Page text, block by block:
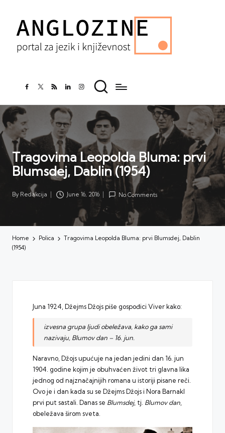
facebook.com
twitter.com
rss.comlinkedin.com
instagram.com
Tragovima Leopolda Bluma: prvi
Blumsdej, Dablin (1954)
Posted
By Redakcija June 16, 2016 No Comments
Home Polica
Tragovima Leopolda Bluma: prvi Blumsdej, Dablin
(1954)
Juna 1924, Džejms Džojs piše gospođici Viver kako:
izvesna grupa ljudi obeležava, kako ga sami
nazivaju, Blumov dan – 16. jun.
Naravno, Džojs upućuje na jedan jedini dan 16. jun
1904. godine kojim je obuhvaćen život tri glavna lika
jednog od najznačajnijih romana u istoriji pisane reči.
Ovo je i dan kada su se Džejms Džojs i Nora Barnakl
prvi put sastali. Danas se Blumsdej, tj. Blumov dan
obeležava širom sveta.